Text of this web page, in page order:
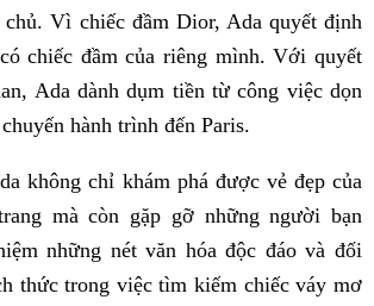
Vì chiếc đầm Dior, Ada quyết định
chiếc đầm của riêng mình. Với quyết
Ada dành dụm tiền từ công việc dọn
hành trình đến Paris.
không chỉ khám phá được vẻ đẹp của
mà còn gặp gỡ những người bạn
những nét văn hóa độc đáo và đối
thức trong việc tìm kiếm chiếc váy mơ